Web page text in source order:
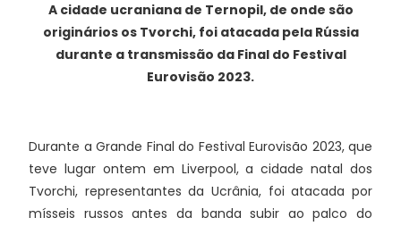
A cidade ucraniana de Ternopil, de onde são
originários os Tvorchi, foi atacada pela Rússia
durante a transmissão da Final do Festival
Eurovisão 2023.
Durante a Grande Final do Festival Eurovisão 2023, que
teve lugar ontem em Liverpool, a cidade natal dos
Tvorchi, representantes da Ucrânia, foi atacada por
mísseis russos antes da banda subir ao palco do